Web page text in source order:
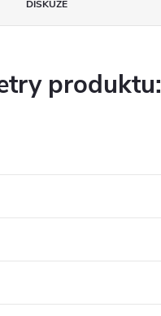
DISKUZE
produktu: